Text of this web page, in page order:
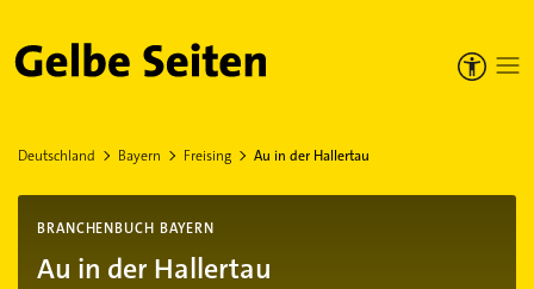
Gelbe Seiten
Deutschland Bayern Freising Au in der Hallertau
BRANCHENBUCH BAYERN
Au in der Hallertau